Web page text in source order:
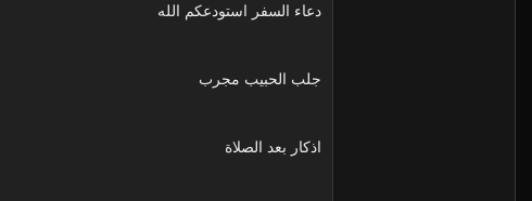
دعاء السفر استودعكم الله
جلب الحبيب مجرب
اذكار بعد الصلاة